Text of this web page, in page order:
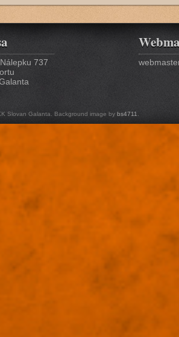
737
Slovan Galanta. Background image by bs4711